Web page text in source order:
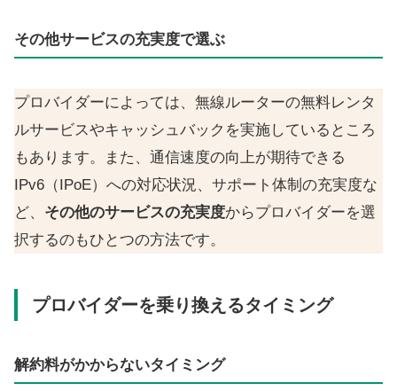
その他サービスの充実度で選ぶ
プロバイダーによっては、無線ルーターの無料レンタ
ルサービスやキャッシュバックを実施しているところ
もあります。また、通信速度の向上が期待できる
IPv6（IPoE）への対応状況、サポート体制の充実度な
ど、 その他のサービスの充実度からプロバイダーを選
択するのもひとつの方法です。
プロバイダーを乗り換えるタイミング
解約料がかからないタイミング